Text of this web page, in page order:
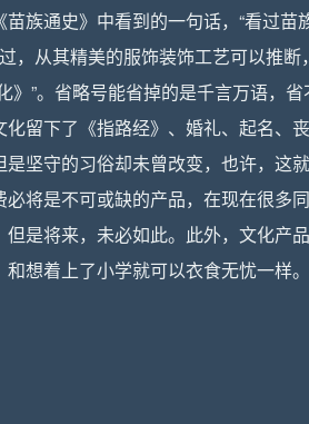
族通史》中看到的一句话，“看过苗
，从其精美的服饰装饰工艺可以推
”。省略号能省掉的是千言万语，
留下了《指路经》、婚礼、起名、
坚守的习俗却未曾改变，也许，这
将是不可或缺的产品，在现在很多
是将来，未必如此。此外，文化产
想着上了小学就可以衣食无忧一样。